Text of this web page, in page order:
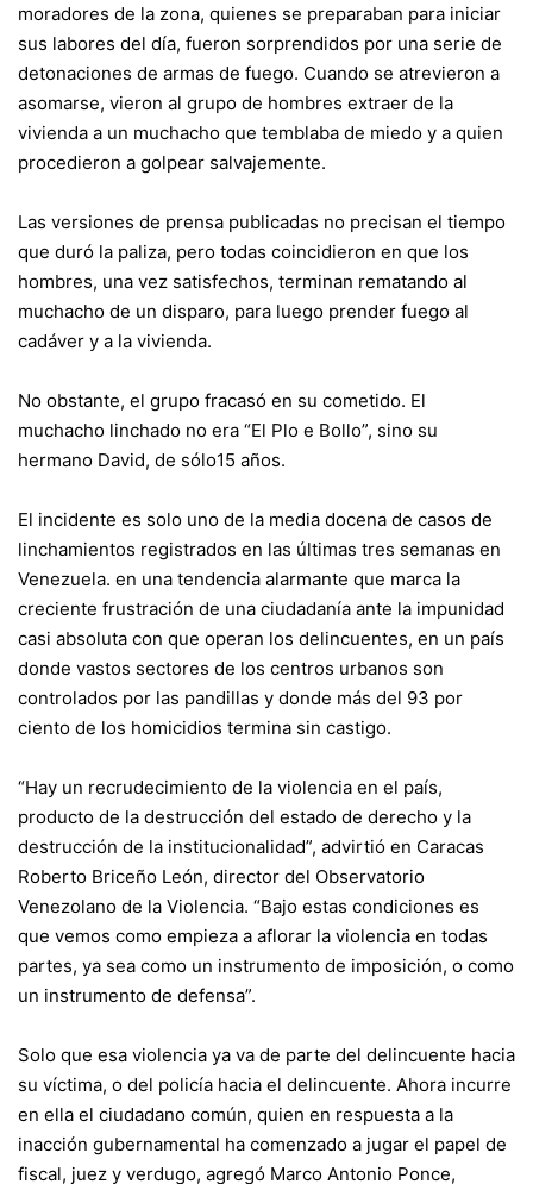
moradores de la zona, quienes se preparaban para iniciar
sus labores del día, fueron sorprendidos por una serie de
detonaciones de armas de fuego. Cuando se atrevieron a
asomarse, vieron al grupo de hombres extraer de la
vivienda a un muchacho que temblaba de miedo y a quien
procedieron a golpear salvajemente.
Las versiones de prensa publicadas no precisan el tiempo
que duró la paliza, pero todas coincidieron en que los
hombres, una vez satisfechos, terminan rematando al
muchacho de un disparo, para luego prender fuego al
cadáver y a la vivienda.
No obstante, el grupo fracasó en su cometido. El
muchacho linchado no era “El Plo e Bollo”, sino su
hermano David, de sólo15 años.
El incidente es solo uno de la media docena de casos de
linchamientos registrados en las últimas tres semanas en
Venezuela. en una tendencia alarmante que marca la
creciente frustración de una ciudadanía ante la impunidad
casi absoluta con que operan los delincuentes, en un país
donde vastos sectores de los centros urbanos son
controlados por las pandillas y donde más del 93 por
ciento de los homicidios termina sin castigo.
“Hay un recrudecimiento de la violencia en el país,
producto de la destrucción del estado de derecho y la
destrucción de la institucionalidad”, advirtió en Caracas
Roberto Briceño León, director del Observatorio
Venezolano de la Violencia. “Bajo estas condiciones es
que vemos como empieza a aflorar la violencia en todas
partes, ya sea como un instrumento de imposición, o como
un instrumento de defensa”.
Solo que esa violencia ya va de parte del delincuente hacia
su víctima, o del policía hacia el delincuente. Ahora incurre
en ella el ciudadano común, quien en respuesta a la
inacción gubernamental ha comenzado a jugar el papel de
fiscal, juez y verdugo, agregó Marco Antonio Ponce,